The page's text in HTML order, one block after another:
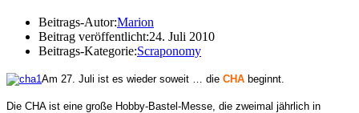
Beitrags-Autor:Marion
Beitrag veröffentlicht:24. Juli 2010
Beitrags-Kategorie:Scraponomy
Am 27. Juli ist es wieder soweit … die CHA beginnt.
Die CHA ist eine große Hobby-Bastel-Messe, die zweimal jährlich in